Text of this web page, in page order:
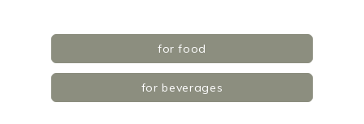
for food
for beverages